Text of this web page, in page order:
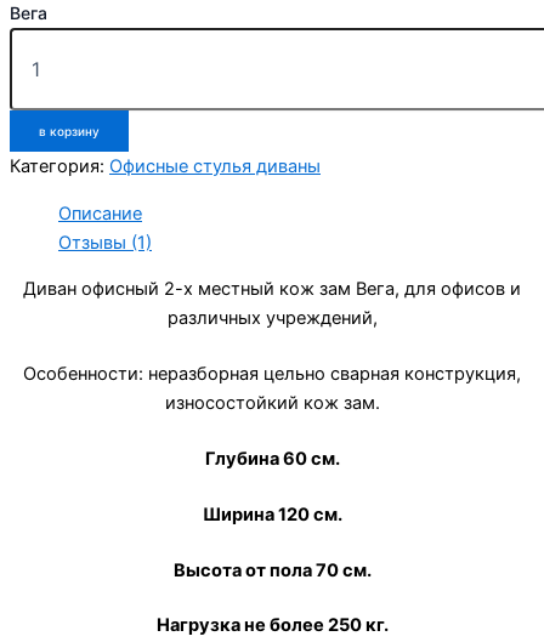
Вега
в корзину
Категория: Офисные стулья диваны
Описание
Отзывы (1)
Диван офисный 2-х местный кож зам Вега, для офисов и
различных учреждений,
Особенности: неразборная цельно сварная конструкция,
износостойкий кож зам.
Глубина 60 см.
Ширина 120 см.
Высота от пола 70 см.
Нагрузка не более 250 кг.